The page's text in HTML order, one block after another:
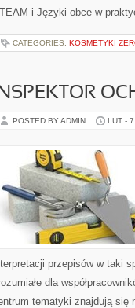
i Języki obce w
CATEGORIES: KOSMETYKI
INSPEKTOR
POSTED BY ADMIN LUT -
przepisów w taki
dla
tematyki znajdują się